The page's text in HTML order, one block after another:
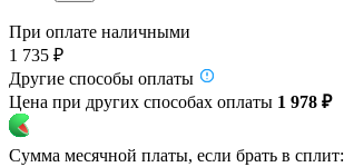
При оплате наличными
1 735 ₽
Другие способы оплаты
Цена при других способах оплаты 1 978 ₽
Сумма месячной платы, если брать в сплит: